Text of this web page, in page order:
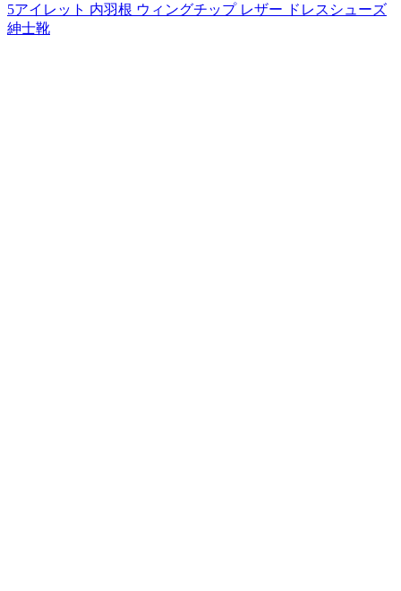
5アイレット 内羽根 ウィングチップ レザー ドレスシューズ
紳士靴